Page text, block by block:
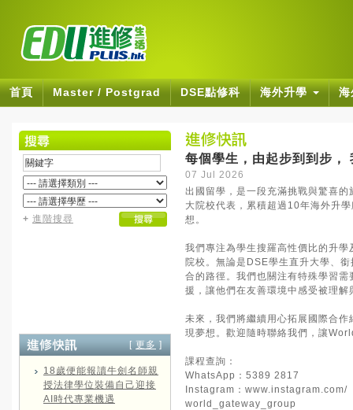
首頁 Master / Postgrad DSE點修科 海外升學
+ 進階搜尋
[ 更多 ]
18歲便能報讀牛劍名師親
授法律學位裝備自己迎接
AI時代專業機遇
每個學生，由起步到到步
07 Jul 2026
出國留學，是一段充滿挑戰與驚喜
大院校代表，累積超過10年海外升
想。
我們專注為學生搜羅高性價比的升
院校。無論是DSE學生直升大學、
合的路徑。我們也關注有特殊學習
援，讓他們在友善環境中感受被理
未來，我們將繼續用心拓展國際合
現夢想。歡迎隨時聯絡我們，讓
課程查詢：
WhatsApp：5389 2817
Instagram： www.instagram.com/
world_gateway_group